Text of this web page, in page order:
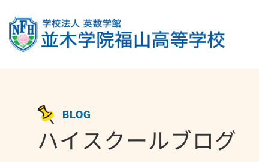
BLOG
ハイスクールブログ